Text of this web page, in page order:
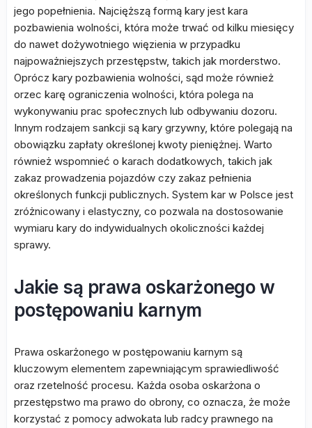
jego popełnienia. Najcięższą formą kary jest kara
pozbawienia wolności, która może trwać od kilku miesięcy
do nawet dożywotniego więzienia w przypadku
najpoważniejszych przestępstw, takich jak morderstwo.
Oprócz kary pozbawienia wolności, sąd może również
orzec karę ograniczenia wolności, która polega na
wykonywaniu prac społecznych lub odbywaniu dozoru.
Innym rodzajem sankcji są kary grzywny, które polegają na
obowiązku zapłaty określonej kwoty pieniężnej. Warto
również wspomnieć o karach dodatkowych, takich jak
zakaz prowadzenia pojazdów czy zakaz pełnienia
określonych funkcji publicznych. System kar w Polsce jest
zróżnicowany i elastyczny, co pozwala na dostosowanie
wymiaru kary do indywidualnych okoliczności każdej
sprawy.
Jakie są prawa oskarżonego w
postępowaniu karnym
Prawa oskarżonego w postępowaniu karnym są
kluczowym elementem zapewniającym sprawiedliwość
oraz rzetelność procesu. Każda osoba oskarżona o
przestępstwo ma prawo do obrony, co oznacza, że może
korzystać z pomocy adwokata lub radcy prawnego na